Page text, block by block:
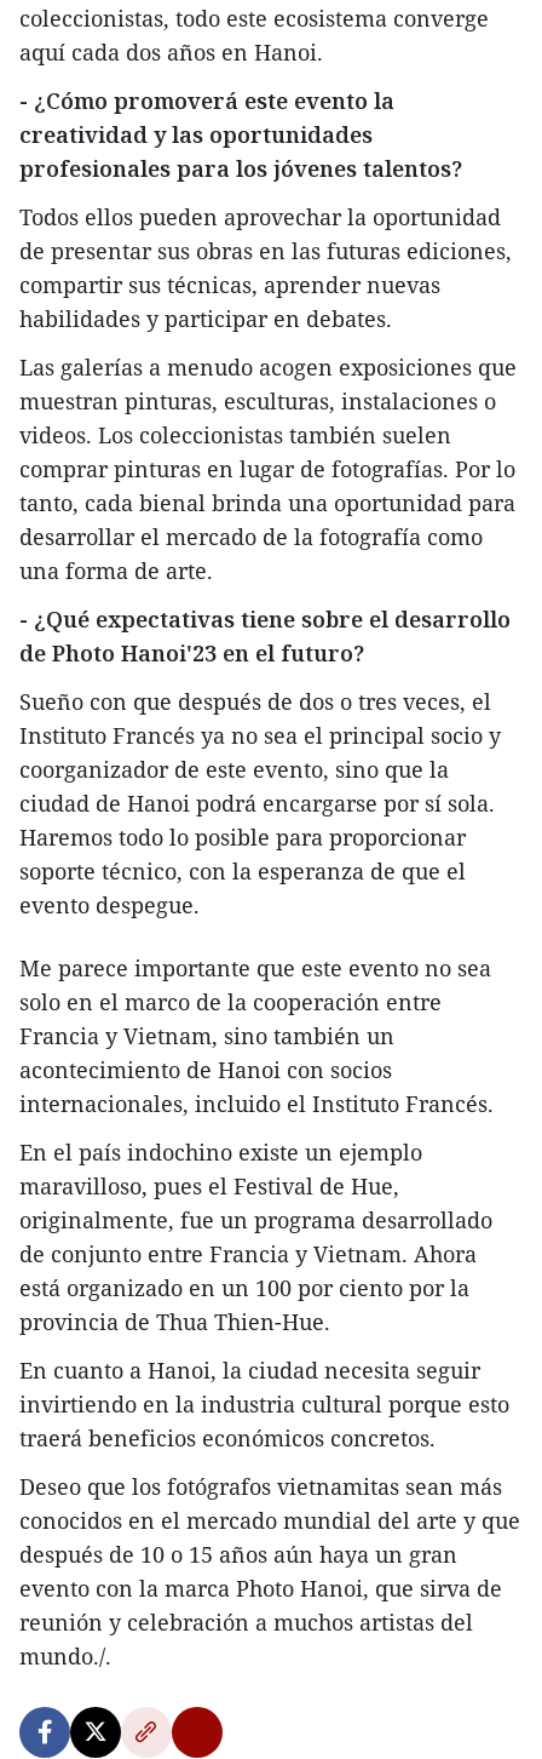
coleccionistas, todo este ecosistema converge
aquí cada dos años en Hanoi.
- ¿Cómo promoverá este evento la
creatividad y las oportunidades
profesionales para los jóvenes talentos?
Todos ellos pueden aprovechar la oportunidad
de presentar sus obras en las futuras ediciones,
compartir sus técnicas, aprender nuevas
habilidades y participar en debates.
Las galerías a menudo acogen exposiciones que
muestran pinturas, esculturas, instalaciones o
videos. Los coleccionistas también suelen
comprar pinturas en lugar de fotografías. Por lo
tanto, cada bienal brinda una oportunidad para
desarrollar el mercado de la fotografía como
una forma de arte.
- ¿Qué expectativas tiene sobre el desarrollo
de Photo Hanoi'23 en el futuro?
Sueño con que después de dos o tres veces, el
Instituto Francés ya no sea el principal socio y
coorganizador de este evento, sino que la
ciudad de Hanoi podrá encargarse por sí sola.
Haremos todo lo posible para proporcionar
soporte técnico, con la esperanza de que el
evento despegue.
Me parece importante que este evento no sea
solo en el marco de la cooperación entre
Francia y Vietnam, sino también un
acontecimiento de Hanoi con socios
internacionales, incluido el Instituto Francés.
En el país indochino existe un ejemplo
maravilloso, pues el Festival de Hue,
originalmente, fue un programa desarrollado
de conjunto entre Francia y Vietnam. Ahora
está organizado en un 100 por ciento por la
provincia de Thua Thien-Hue.
En cuanto a Hanoi, la ciudad necesita seguir
invirtiendo en la industria cultural porque esto
traerá beneficios económicos concretos.
Deseo que los fotógrafos vietnamitas sean más
conocidos en el mercado mundial del arte y que
después de 10 o 15 años aún haya un gran
evento con la marca Photo Hanoi, que sirva de
reunión y celebración a muchos artistas del
mundo./.